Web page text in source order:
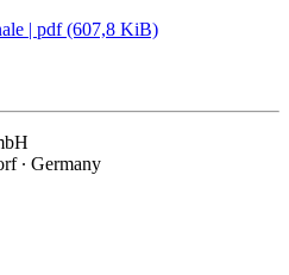
| pdf (607,8 KiB)
∙ Germany